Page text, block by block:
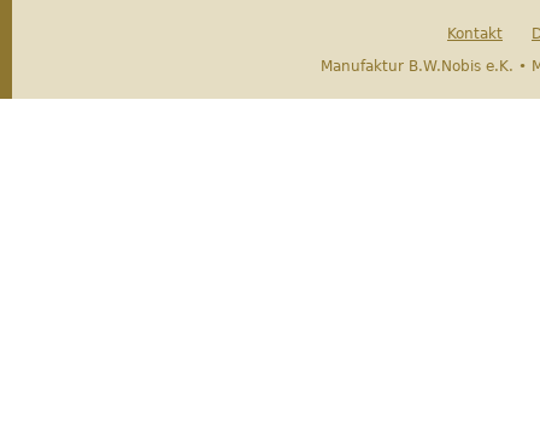
Kontakt
Manufaktur B.W.Nobis e.K. •